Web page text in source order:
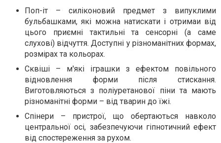
Поп-іт – силіконовий предмет з випуклими
бульбашками, які можна натискати і отримаи від
цього приємні тактильні та сенсорні (а саме
слухові) відчуття. Доступні у різноманітних формах,
розмірах та кольорах.
Сквіші – м'які іграшки з ефектом повільного
відновлення форми після стискання.
Виготовляються з поліуретанової піни та мають
різноманітні форми – від тварин до їжі.
Спінери – пристрої, що обертаються навколо
центральної осі, забезпечуючи гіпнотичний ефект
від спостереження за рухом.